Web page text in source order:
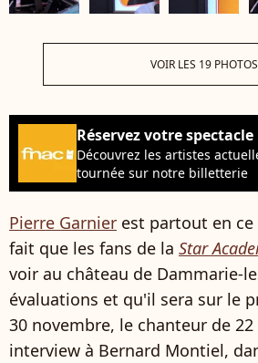
VOIR LES 19 PHOTOS
Réservez votre spectacle
Découvrez les artistes
tournée sur notre billetterie
Pierre Garnier est partout en
fait que les fans de la Star
voir au château de Dammarie-
évaluations et qu'il sera sur le
30 novembre, le chanteur de
interview à Bernard Montiel,